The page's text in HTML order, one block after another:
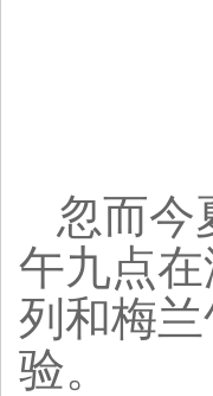
忽而今
午九点
列和梅
验。